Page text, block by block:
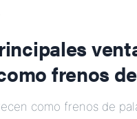
frenos
como frenos de